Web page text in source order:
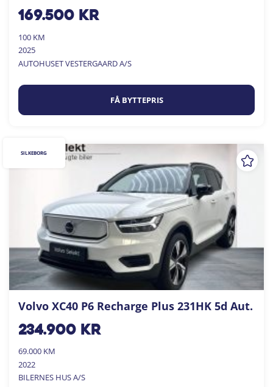
169.500kr
100 KM
2025
AUTOHUSET VESTERGAARD A/S
FÅ BYTTEPRIS
Volvo XC40 P6 Recharge Plus 231HK 5d Aut.
234.900kr
69.000 KM
2022
BILERNES HUS A/S
SILKEBORG